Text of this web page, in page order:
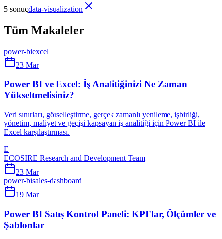
5 sonuçdata-visualization
Tüm Makaleler
power-biexcel
23 Mar
Power BI ve Excel: İş Analitiğinizi Ne Zaman
Yükseltmelisiniz?
Veri sınırları, görselleştirme, gerçek zamanlı yenileme, işbirliği,
yönetim, maliyet ve geçişi kapsayan iş analitiği için Power BI ile
Excel karşılaştırması.
E
ECOSIRE Research and Development Team
23 Mar
power-bisales-dashboard
19 Mar
Power BI Satış Kontrol Paneli: KPI'lar, Ölçümler ve
Şablonlar